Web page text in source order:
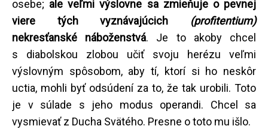
osebe; ale veľmi výslovne sa zmieňuje o pevnej
viere tých vyznávajúcich (profitentium)
nekresťanské náboženstvá. Je to akoby chcel
s diabolskou zlobou učiť svoju herézu veľmi
výslovným spôsobom, aby tí, ktorí si ho neskôr
uctia, mohli byť odsúdení za to, že tak urobili. Toto
je v súlade s jeho modus operandi. Chcel sa
vysmievať z Ducha Svätého. Presne o toto mu išlo.